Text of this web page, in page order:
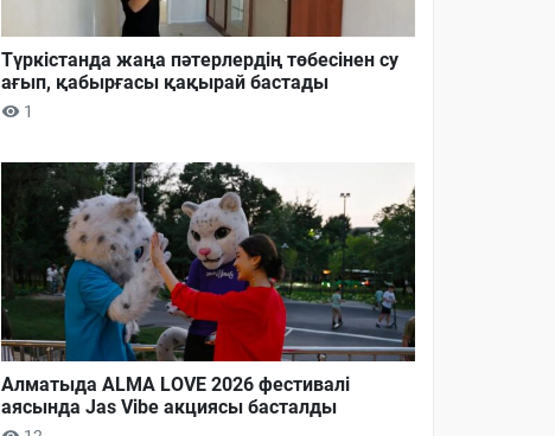
Түркістанда жаңа пәтерлердің төбесінен су
ағып, қабырғасы қақырай бастады
1
Алматыда ALMA LOVE 2026 фестивалі
аясында Jas Vibe акциясы басталды